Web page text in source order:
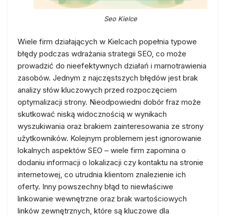
Seo Kielce
Wiele firm działających w Kielcach popełnia typowe
błędy podczas wdrażania strategii SEO, co może
prowadzić do nieefektywnych działań i marnotrawienia
zasobów. Jednym z najczęstszych błędów jest brak
analizy słów kluczowych przed rozpoczęciem
optymalizacji strony. Nieodpowiedni dobór fraz może
skutkować niską widocznością w wynikach
wyszukiwania oraz brakiem zainteresowania ze strony
użytkowników. Kolejnym problemem jest ignorowanie
lokalnych aspektów SEO – wiele firm zapomina o
dodaniu informacji o lokalizacji czy kontaktu na stronie
internetowej, co utrudnia klientom znalezienie ich
oferty. Inny powszechny błąd to niewłaściwe
linkowanie wewnętrzne oraz brak wartościowych
linków zewnętrznych, które są kluczowe dla